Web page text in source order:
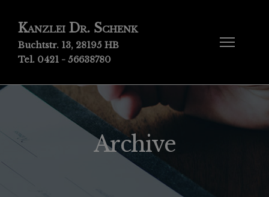
Kanzlei Dr. Schenk
Buchtstr. 13, 28195 HB
Tel. 0421 - 56638780
Archive